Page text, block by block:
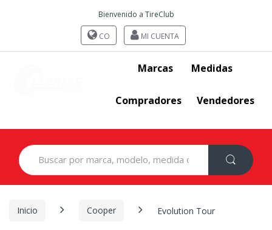
Bienvenido a TireClub
CO MI CUENTA
Marcas Medidas
Compradores Vendedores
Search
for:
Inicio Cooper Evolution Tour